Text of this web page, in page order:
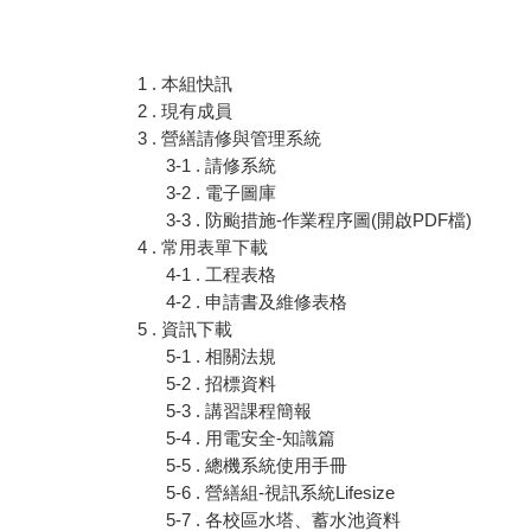
1 . 本組快訊
2 . 現有成員
3 . 營繕請修與管理系統
3-1 . 請修系統
3-2 . 電子圖庫
3-3 . 防颱措施-作業程序圖(開啟PDF檔)
4 . 常用表單下載
4-1 . 工程表格
4-2 . 申請書及維修表格
5 . 資訊下載
5-1 . 相關法規
5-2 . 招標資料
5-3 . 講習課程簡報
5-4 . 用電安全-知識篇
5-6 . 營繕組-視訊系統Lifesize
5-7 . 各校區水塔、蓄水池資料